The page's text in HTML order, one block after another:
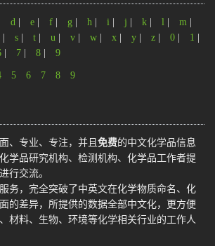
d e f g h i j k l m
s t u v w x y z 0 1
7 8 9
5 6 7 8 9
、专业、专注，并且 免费的中文化学品信息
学品研究机构、检测机构、化学品工作者提
行交流。
务，完全突破了中英文在化学物质命名、化
的差异，所提供的数据全部中文化，更方便
材料、生物、环境等化学相关行业的工作人